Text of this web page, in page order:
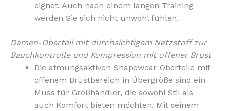
eignet. Auch nach einem langen Training
werden Sie sich nicht unwohl fühlen.
Damen-Oberteil mit durchsichtigem Netzstoff zur
Bauchkontrolle und Kompression mit offener Brust
Die atmungsaktiven Shapewear-Oberteile mit
offenem Brustbereich in Übergröße sind ein
Muss für Großhändler, die sowohl Stil als
auch Komfort bieten möchten. Mit seinem